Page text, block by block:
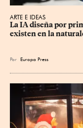
ARTE E IDEAS
La IA diseña por
existen en la
Por Europa Press